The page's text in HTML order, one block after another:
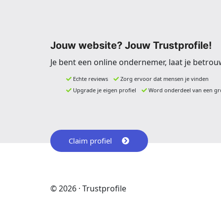
Jouw website? Jouw Trustprofile!
Je bent een online ondernemer, laat je
Echte reviews
Zorg ervoor dat mensen je vinden
Upgrade je eigen profiel
Word onderdeel van een
Claim profiel
© 2026 · Trustprofile